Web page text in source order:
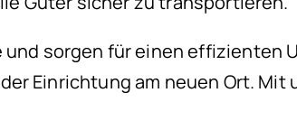
sorgen für einen effizienten
Einrichtung am neuen Ort. Mit